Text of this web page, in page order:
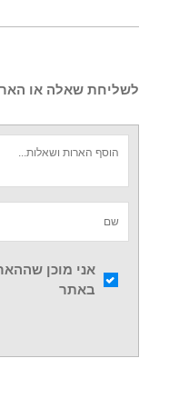
לשליחת שאלה או
אני מוכן
באתר